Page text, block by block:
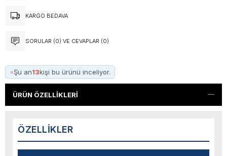
KARGO BEDAVA
SORULAR (0) VE CEVAPLAR (0)
●Şu an13kişi bu ürünü inceliyor.
ÜRÜN ÖZELLIKLERI
ÖZELLIKLER